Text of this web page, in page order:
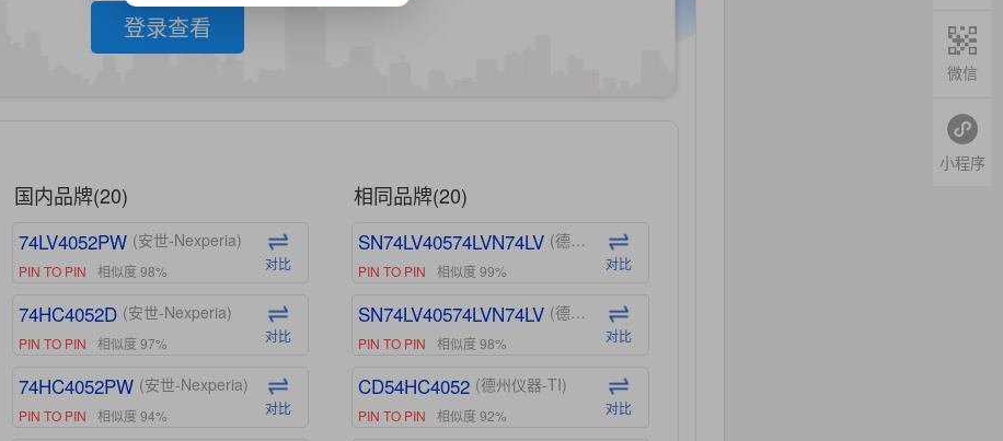
登录查看
国内品牌(20)
74LV4052PW (安世-Nexperia)
PIN TO PIN 相似度 98% 对比
74HC4052D (安世-Nexperia)
PIN TO PIN 相似度 97% 对比
74HC4052PW (安世-Nexperia)
PIN TO PIN 相似度 94% 对比
相同品牌(20)
SN74LV40574LVN74LV (德州仪器-TI)
PIN TO PIN 相似度 99% 对比
SN74LV40574LVN74LV (德州仪器-TI)
PIN TO PIN 相似度 98% 对比
CD54HC4052 (德州仪器-TI)
PIN TO PIN 相似度 92% 对比
微信
小程序